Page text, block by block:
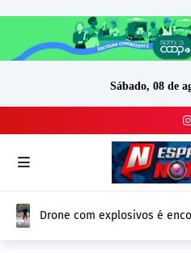
Sábado, 08 de
Drone com explosivos é
Europa